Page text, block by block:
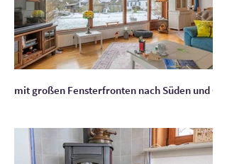
mit großen Fensterfronten nach Süden und